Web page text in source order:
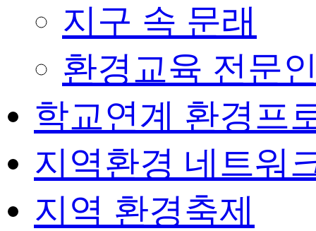
지구 속 문래
환경교육 전문
학교연계 환경프
지역환경 네트워
지역 환경축제